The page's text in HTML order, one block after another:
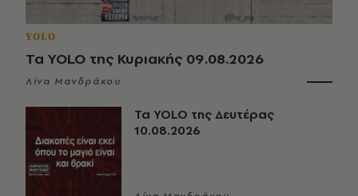
YOLO
Τα YOLO της Κυριακής 09.08.2026
Λίνα Μανδράκου
Τα YOLO της Δευτέρας
10.08.2026